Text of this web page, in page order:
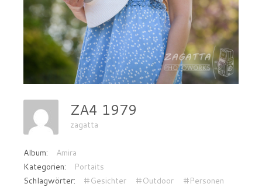
ZA4 1979
zagatta
Album:
Amira
Kategorien:
Portaits
Schlagwörter:
#Gesichter #Outdoor #Personen